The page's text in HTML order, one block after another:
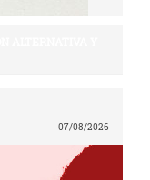
07/08/2026